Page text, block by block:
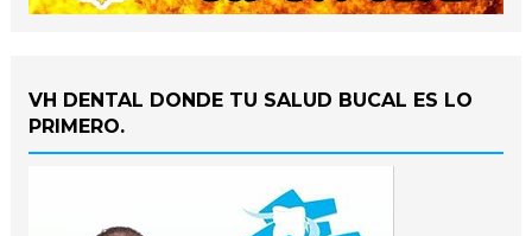
VH DENTAL DONDE TU SALUD BUCAL ES LO
PRIMERO.